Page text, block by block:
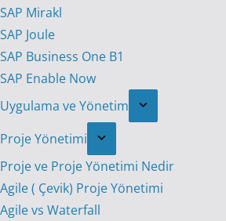
SAP Mirakl
SAP Joule
SAP Business One B1
SAP Enable Now
Uygulama ve Yönetim
Proje Yönetimi
Proje ve Proje Yönetimi Nedir
Agile ( Çevik) Proje Yönetimi
Agile vs Waterfall